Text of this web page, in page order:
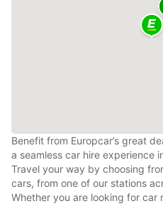
Benefit from Europcar’s great
a seamless car hire experience
Travel your way by choosing
cars, from one of our stations
Whether you are looking for car